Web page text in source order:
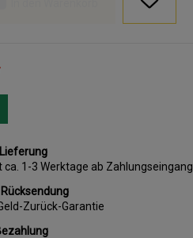
ca. 1-3 Werktage ab Zahlungseingang
Zurück-Garantie